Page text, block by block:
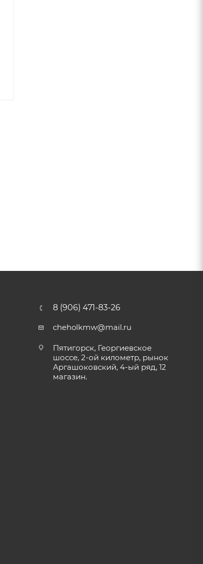
8 (906) 471-83-26
cheholkmw@mail.ru
Пятигорск, Георгиевское
шоссе, 2-ой километр, рынок
Аргашоковский, 4-ый ряд, 12
магазин.